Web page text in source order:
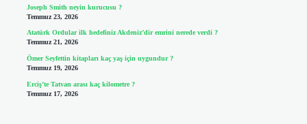
Joseph Smith neyin kurucusu ?
Temmuz 23, 2026
Atatürk Ordular ilk hedefiniz Akdeniz’dir emrini nerede verdi ?
Temmuz 21, 2026
Ömer Seyfettin kitapları kaç yaş için uygundur ?
Temmuz 19, 2026
Erciş’te Tatvan arası kaç kilometre ?
Temmuz 17, 2026